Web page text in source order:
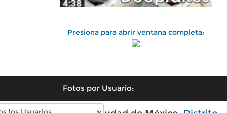
Presiona para abrir ventana completa:
Fotos por Usuario: